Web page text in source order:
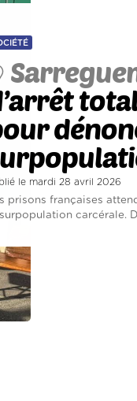
le mardi 28 avril 2026
prisons françaises
carcérale.